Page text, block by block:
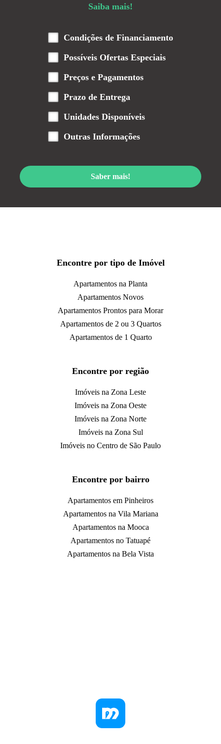
Saiba mais!
Condições de Financiamento
Possíveis Ofertas Especiais
Preços e Pagamentos
Prazo de Entrega
Unidades Disponíveis
Outras Informações
Saber mais!
Encontre por tipo de Imóvel
Apartamentos na Planta
Apartamentos Novos
Apartamentos Prontos para Morar
Apartamentos de 2 ou 3 Quartos
Apartamentos de 1 Quarto
Encontre por região
Imóveis na Zona Leste
Imóveis na Zona Oeste
Imóveis na Zona Norte
Imóveis na Zona Sul
Imóveis no Centro de São Paulo
Encontre por bairro
Apartamentos em Pinheiros
Apartamentos na Vila Mariana
Apartamentos na Mooca
Apartamentos no Tatuapé
Apartamentos na Bela Vista